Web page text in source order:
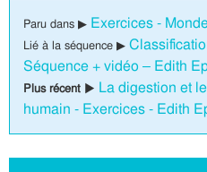
Paru dans ▶ Exercices -
Lié à la séquence ▶
Séquence + vidéo – Edith
Plus récent ▶ La digestion et
humain - Exercices - Edith